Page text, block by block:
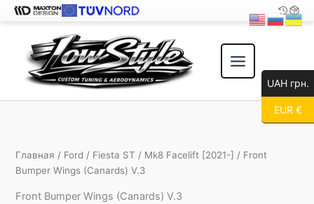
содержимому
Главная / Ford / Fiesta ST / Mk8 Facelift [2021-] / Front
Bumper Wings (Canards) V.3
Front Bumper Wings (Canards) V.3
UAH грн.
EUR €